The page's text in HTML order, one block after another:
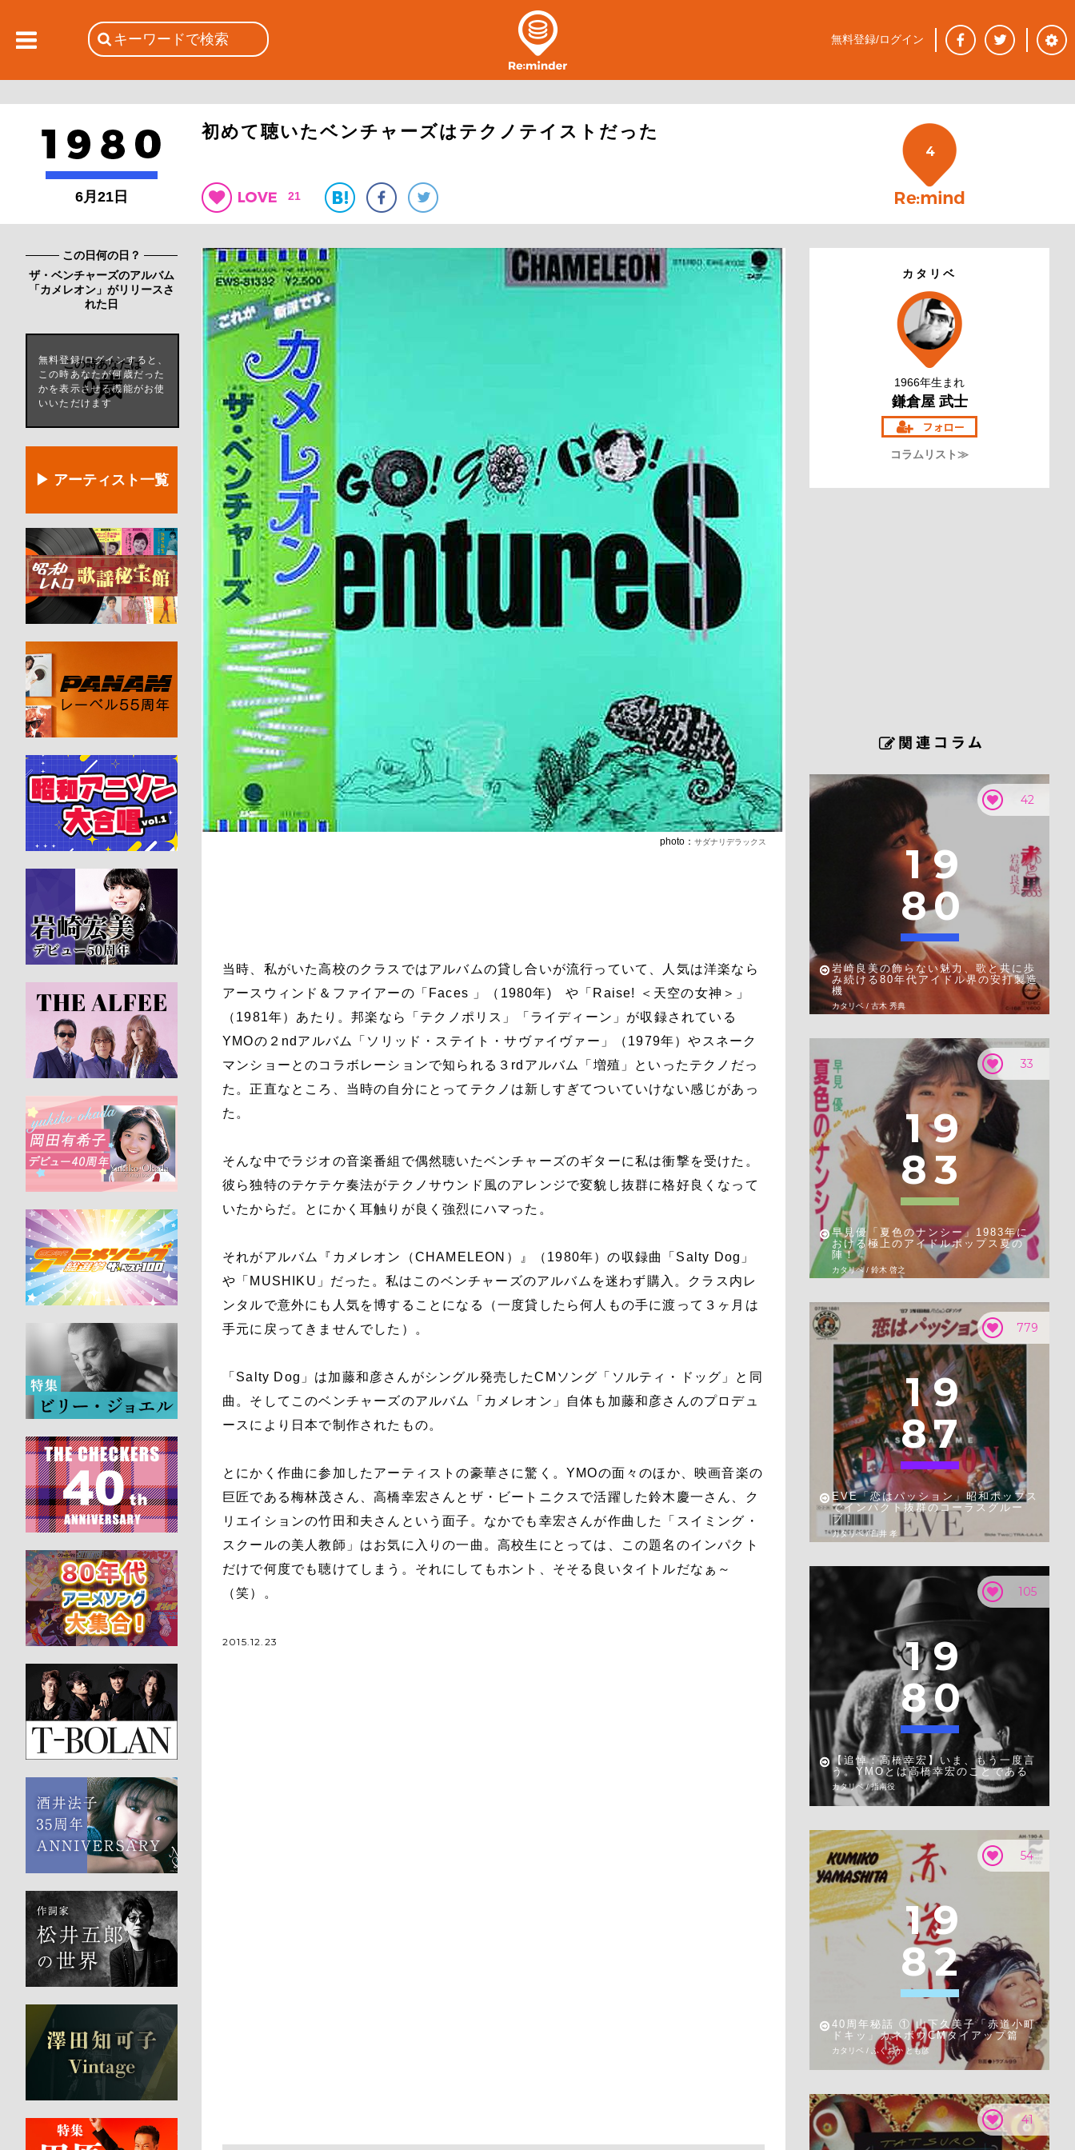
6月21日
初めて聴いたベンチャーズはテクノテイストだった
21
4
この日何の日？
ザ・ベンチャーズのアルバム
「カメレオン」がリリースさ
れた日
この時あなたは
0歳
無料登録/ログインすると、
この時あなたが何歳だった
かを表示させる機能がお使
いいただけます
▶ アーティスト一覧
photo： サダナリデラックス
当時、私がいた高校のクラスではアルバムの貸し合いが流行っていて、人気は洋楽なら
アースウィンド＆ファイアーの「Faces 」（1980年) や「Raise! ＜天空の女神＞」
（1981年）あたり。邦楽なら「テクノポリス」「ライディーン」が収録されている
YMOの２ndアルバム「ソリッド・ステイト・サヴァイヴァー」（1979年）やスネーク
マンショーとのコラボレーションで知られる３rdアルバム「増殖」といったテクノだっ
た。正直なところ、当時の自分にとってテクノは新しすぎてついていけない感じがあっ
た。
そんな中でラジオの音楽番組で偶然聴いたベンチャーズのギターに私は衝撃を受けた。
彼ら独特のテケテケ奏法がテクノサウンド風のアレンジで変貌し抜群に格好良くなって
いたからだ。とにかく耳触りが良く強烈にハマった。
それがアルバム『カメレオン（CHAMELEON）』（1980年）の収録曲「Salty Dog」
や「MUSHIKU」だった。私はこのベンチャーズのアルバムを迷わず購入。クラス内レ
ンタルで意外にも人気を博することになる（一度貸したら何人もの手に渡って３ヶ月は
手元に戻ってきませんでした）。
「Salty Dog」は加藤和彦さんがシングル発売したCMソング「ソルティ・ドッグ」と同
曲。そしてこのベンチャーズのアルバム「カメレオン」自体も加藤和彦さんのプロデュ
ースにより日本で制作されたもの。
とにかく作曲に参加したアーティストの豪華さに驚く。YMOの面々のほか、映画音楽の
巨匠である梅林茂さん、高橋幸宏さんとザ・ビートニクスで活躍した鈴木慶一さん、ク
リエイションの竹田和夫さんという面子。なかでも幸宏さんが作曲した「スイミング・
スクールの美人教師」はお気に入りの一曲。高校生にとっては、この題名のインパクト
だけで何度でも聴けてしまう。それにしてもホント、そそる良いタイトルだなぁ～
（笑）。
2015.12.23
カタリベ
1966年生まれ
鎌倉屋 武士
コラムリスト≫
42
1 9
80
岩崎良美の飾らない魅力、歌と共に歩
み続ける80年代アイドル界の安打製造
機
カタリベ / 古木 秀典
33
1 9
83
早見優「夏色のナンシー」1983年に
おける極上のアイドルポップス夏の
陣！
カタリベ / 鈴木 啓之
779
1 9
87
EVE「恋はパッション」昭和ポップス
でインパクト抜群のコーラスグルー
プ！
カタリベ / 臼井 孝
105
1 9
80
【追悼：高橋幸宏】いま、もう一度言
う。YMOとは高橋幸宏のことである
カタリベ / 指南役
54
1 9
82
40周年秘話 ① 山下久美子「赤道小町
ドキッ」カネボウCMタイアップ篇
カタリベ / ふくおか とも彦
41
無料登録/ログイン